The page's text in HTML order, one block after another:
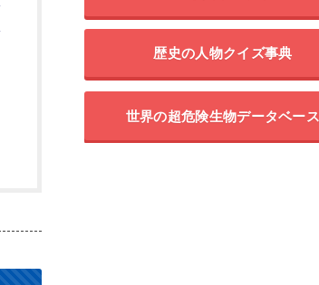
歴史の人物クイズ事典
世界の超危険生物データベース